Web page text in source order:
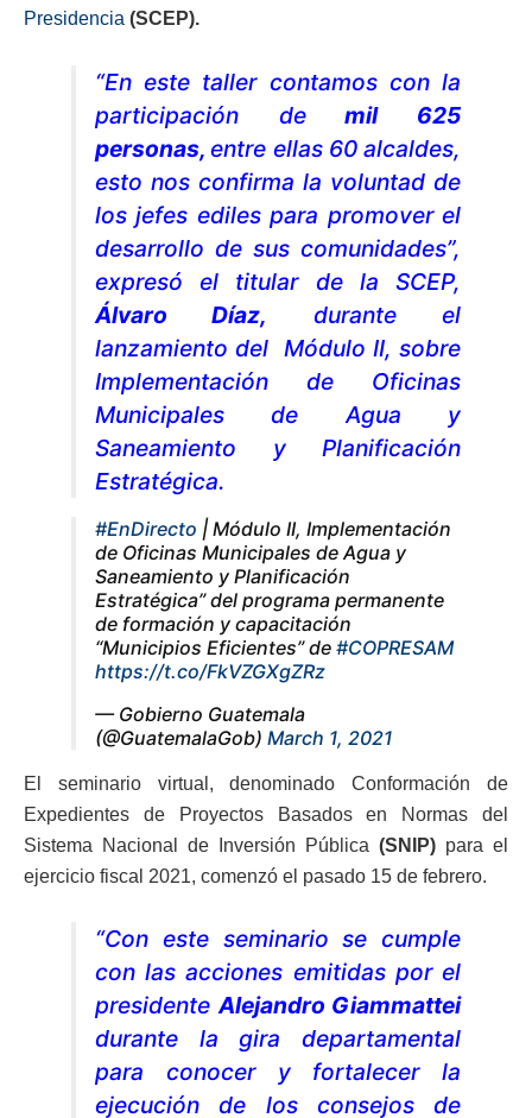
Presidencia (SCEP).
“En este taller contamos con la
participación demil 625
personas,entre ellas 60 alcaldes,
esto nos confirma la voluntad de
los jefes ediles para promover el
desarrollo de sus comunidades”,
expresó el titular de la SCEP,
Álvaro Díaz, durante el
lanzamiento del Módulo II, sobre
Implementación de Oficinas
Municipales de Agua y
Saneamiento y Planificación
Estratégica.
#EnDirecto | Módulo II, Implementación
de Oficinas Municipales de Agua y
Saneamiento y Planificación
Estratégica” del programa permanente
de formación y capacitación
“Municipios Eficientes” de #COPRESAM
https://t.co/FkVZGXgZRz
— Gobierno Guatemala
(@GuatemalaGob) March 1, 2021
El seminario virtual, denominado Conformación de
Expedientes de Proyectos Basados en Normas del
Sistema Nacional de Inversión Pública (SNIP) para el
ejercicio fiscal 2021, comenzó el pasado 15 de febrero.
“Con este seminario se cumple
con las acciones emitidas por el
presidenteAlejandro Giammattei
durante la gira departamental
para conocer y fortalecer la
ejecución de los consejos de